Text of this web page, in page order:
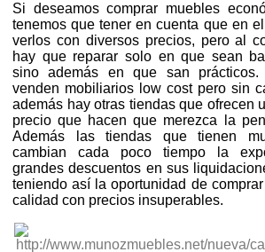
Si deseamos comprar muebles
tenemos que tener en cuenta que en
verlos con diversos precios, pero al
hay que reparar solo en que sean
sino además en que san prácticos.
venden mobiliarios low cost pero sin
además hay otras tiendas que ofrecen
precio que hacen que merezca la
Además las tiendas que tienen
cambian cada poco tiempo la
grandes descuentos en sus
teniendo así la oportunidad de
calidad con precios insuperables.